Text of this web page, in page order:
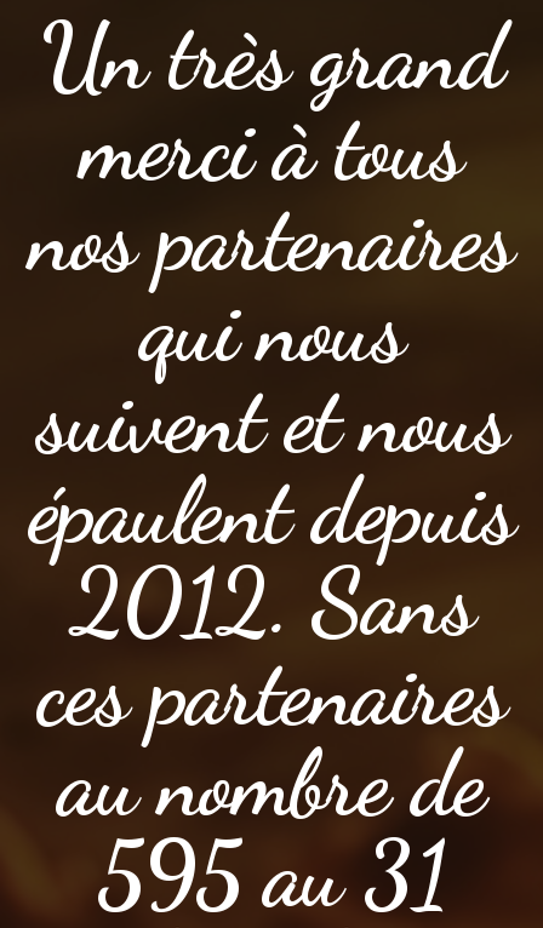
Un très grand
merci à tous
nos partenaires
qui nous
suivent et nous
épaulent depuis
2012. Sans
ces partenaires
au nombre de
595 au 31